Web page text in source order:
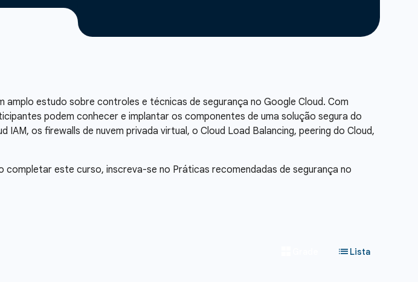
estudo sobre controles e técnicas de segurança no Google Cloud. Com
podem conhecer e implantar os componentes de uma solução segura do
IAM, os firewalls de nuvem privada virtual, o Cloud Load Balancing, peering do Cloud,
completar este curso, inscreva-se no Práticas recomendadas de segurança no